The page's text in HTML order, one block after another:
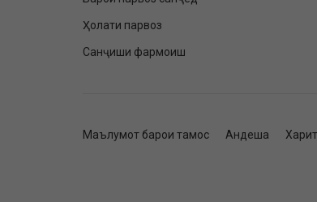
Ҳолати парвоз
Санҷиши фармоиш
Маълумот барои тамос Андеша